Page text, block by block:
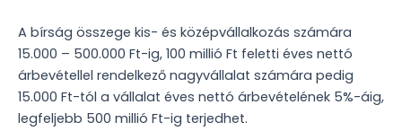
A bírság összege kis- és középvállalkozás számára
15.000 – 500.000 Ft-ig, 100 millió Ft feletti éves nettó
árbevétellel rendelkező nagyvállalat számára pedig
15.000 Ft-tól a vállalat éves nettó árbevételének 5%-áig,
legfeljebb 500 millió Ft-ig terjedhet.